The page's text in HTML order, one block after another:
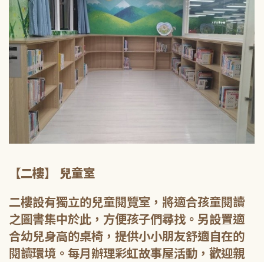
【二樓】 兒童室
二樓設有獨立的兒童閱覽室，將適合孩童閱讀
之圖書集中於此，方便孩子們尋找。另設置適
合幼兒身高的桌椅，提供小小朋友舒適自在的
閱讀環境。每月辦理彩虹故事屋活動，歡迎親